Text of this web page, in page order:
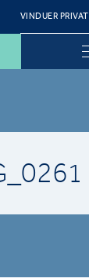
VINDUER PRIVAT